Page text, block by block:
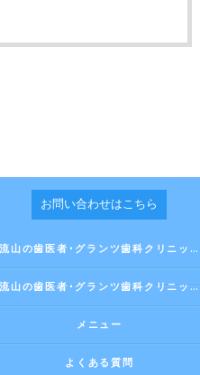
お問い合わせはこちら
流山の歯医者･グランツ歯科クリニックの口コミ情報
流山の歯医者･グランツ歯科クリニックのお客様の声
メニュー
よくある質問